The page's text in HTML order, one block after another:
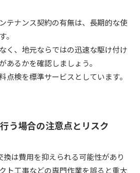
テナンス契約の有無は、長期的な使
。
く、地元ならではの迅速な駆け付け
あるかを確認しましょう。
点検を標準サービスとしています。
う場合の注意点とリスク
は費用を抑えられる可能性があり
ト工事などの専門作業を誤ると重大